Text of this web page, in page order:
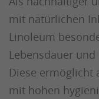
mit natürlichen
Linoleum
Lebensdauer
Diese ermöglicht
mit hohen